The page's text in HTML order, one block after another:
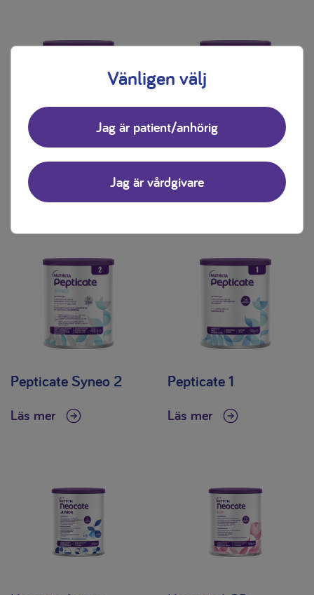
Pepticate Syneo 1
Läs mer
Pepticate Plus
Pepticate Syneo 2
Läs mer
Pepticate 1
Läs mer
Vänligen välj
Jag är patient/anhörig
Jag är vårdgivare